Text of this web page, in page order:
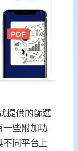
提供的篩選
一些附加功
不同平台上